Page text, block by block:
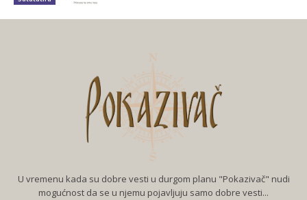
U vremenu kada su dobre vesti u durgom planu "Pokazivač" nudi
mogućnost da se u njemu pojavljuju samo dobre vesti...